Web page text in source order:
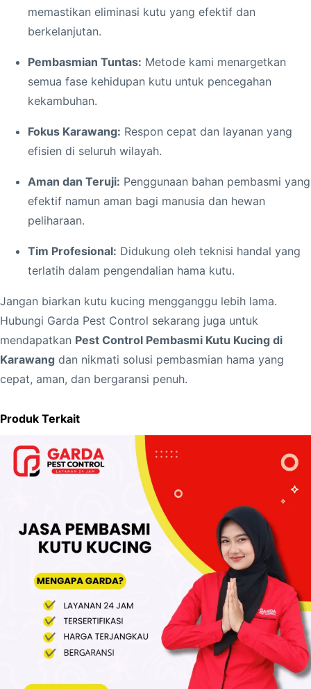
memastikan eliminasi kutu yang efektif dan
berkelanjutan.
Pembasmian Tuntas: Metode kami menargetkan
semua fase kehidupan kutu untuk pencegahan
kekambuhan.
Fokus Karawang: Respon cepat dan layanan yang
efisien di seluruh wilayah.
Aman dan Teruji: Penggunaan bahan pembasmi yang
efektif namun aman bagi manusia dan hewan
peliharaan.
Tim Profesional: Didukung oleh teknisi handal yang
terlatih dalam pengendalian hama kutu.
Jangan biarkan kutu kucing mengganggu lebih lama.
Hubungi Garda Pest Control sekarang juga untuk
mendapatkan Pest Control Pembasmi Kutu Kucing di
Karawang dan nikmati solusi pembasmian hama yang
cepat, aman, dan bergaransi penuh.
Produk Terkait